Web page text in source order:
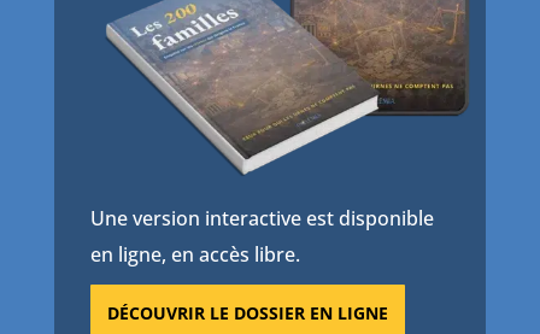
Une version interactive est disponible
en ligne, en accès libre.
DÉCOUVRIR LE DOSSIER EN LIGNE